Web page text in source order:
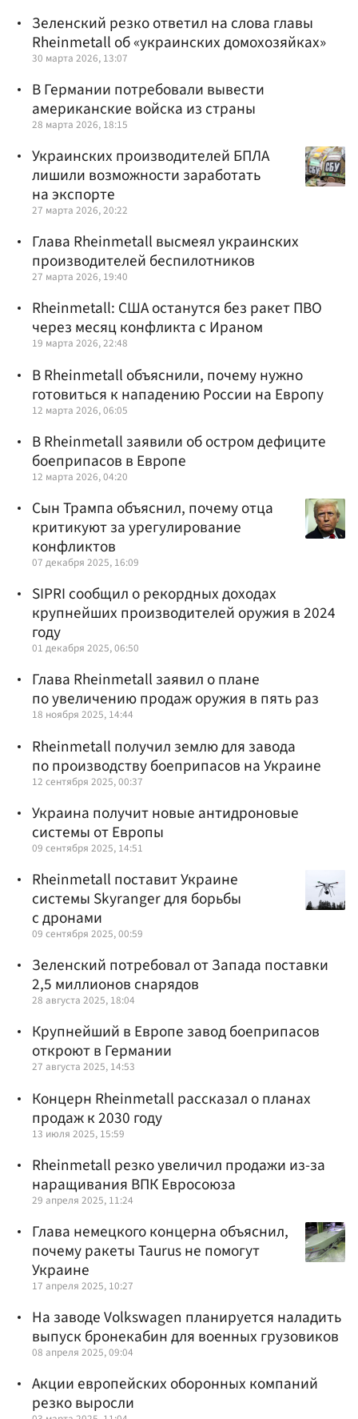
Зеленский резко ответил на слова главы
Rheinmetall об «украинских домохозяйках»
30 марта 2026, 13:07
В Германии потребовали вывести
американские войска из страны
28 марта 2026, 18:15
Украинских производителей БПЛА
лишили возможности заработать
на экспорте
27 марта 2026, 20:22
Глава Rheinmetall высмеял украинских
производителей беспилотников
27 марта 2026, 19:40
Rheinmetall: США останутся без ракет ПВО
через месяц конфликта с Ираном
19 марта 2026, 22:48
В Rheinmetall объяснили, почему нужно
готовиться к нападению России на Европу
12 марта 2026, 06:05
В Rheinmetall заявили об остром дефиците
боеприпасов в Европе
12 марта 2026, 04:20
Сын Трампа объяснил, почему отца
критикуют за урегулирование
конфликтов
07 декабря 2025, 16:09
SIPRI сообщил о рекордных доходах
крупнейших производителей оружия в 2024
году
01 декабря 2025, 06:50
Глава Rheinmetall заявил о плане
по увеличению продаж оружия в пять раз
18 ноября 2025, 14:44
Rheinmetall получил землю для завода
по производству боеприпасов на Украине
12 сентября 2025, 00:37
Украина получит новые антидроновые
системы от Европы
09 сентября 2025, 14:51
Rheinmetall поставит Украине
системы Skyranger для борьбы
с дронами
09 сентября 2025, 00:59
Зеленский потребовал от Запада поставки
2,5 миллионов снарядов
28 августа 2025, 18:04
Крупнейший в Европе завод боеприпасов
откроют в Германии
27 августа 2025, 14:53
Концерн Rheinmetall рассказал о планах
продаж к 2030 году
13 июля 2025, 15:59
Rheinmetall резко увеличил продажи из-за
наращивания ВПК Евросоюза
29 апреля 2025, 11:24
Глава немецкого концерна объяснил,
почему ракеты Taurus не помогут
Украине
17 апреля 2025, 10:27
На заводе Volkswagen планируется наладить
выпуск бронекабин для военных грузовиков
08 апреля 2025, 09:04
Акции европейских оборонных компаний
резко выросли